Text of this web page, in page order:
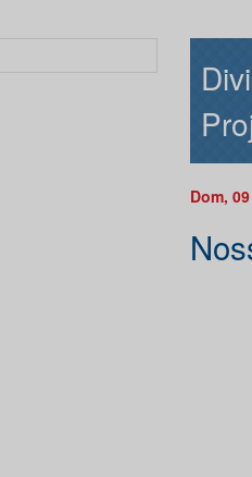
Dom,